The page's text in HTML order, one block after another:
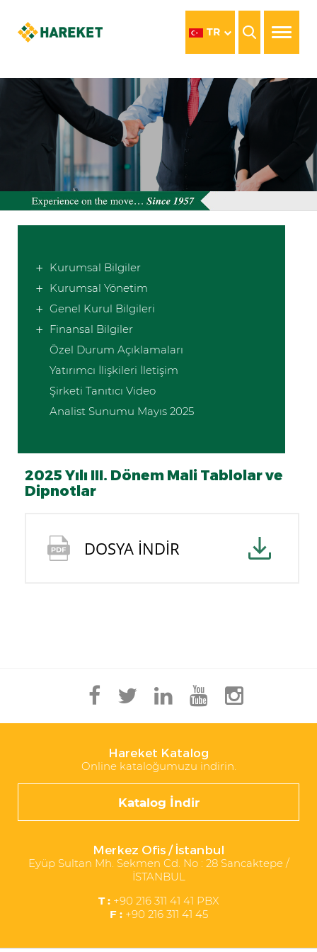
TR
Kurumsal Bilgiler
Kurumsal Yönetim
Genel Kurul Bilgileri
Finansal Bilgiler
Özel Durum Açıklamaları
Yatırımcı İlişkileri İletişim
Şirketi Tanıtıcı Video
Analist Sunumu Mayıs 2025
2025 Yılı III. Dönem Mali Tablolar ve
Dipnotlar
DOSYA İNDİR
Hareket Katalog
Online kataloğumuzu indirin.
Katalog İndir
Merkez Ofis / İstanbul
Eyüp Sultan Mh. Sekmen Cd. No : 28 Sancaktepe /
İSTANBUL
T :+90 216 311 41 41 PBX
F :+90 216 311 41 45